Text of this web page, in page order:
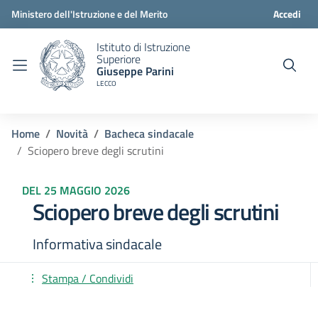
Ministero dell'Istruzione e del Merito Accedi
Istituto di Istruzione
Superiore
Giuseppe Parini
LECCO
Home Novità
Bacheca sindacale
Sciopero breve degli scrutini
DEL 25 MAGGIO 2026
Sciopero breve degli scrutini
Informativa sindacale
Stampa / Condividi